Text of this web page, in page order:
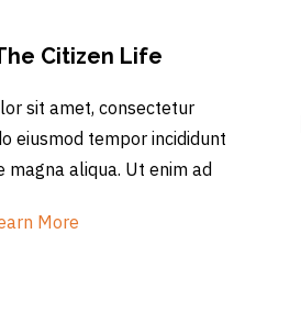
Citizen Life
sit amet, consectetur
eiusmod tempor incididunt
aliqua. Ut enim ad
More